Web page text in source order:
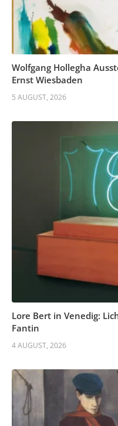
Wolfgang Hollegha
Ernst Wiesbaden
5 AUGUST, 2026
Lore Bert in Venedig:
Fantin
4 AUGUST, 2026